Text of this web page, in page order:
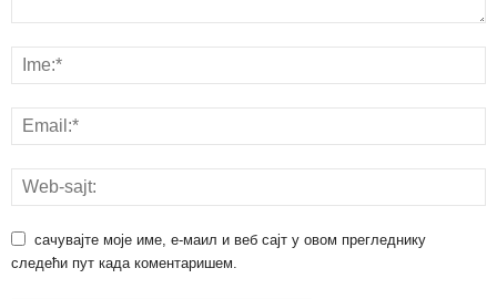
сачувајте моје име, е-маил и веб сајт у овом прегледнику
следећи пут када коментаришем.